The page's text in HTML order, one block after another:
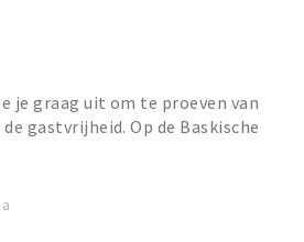
je graag uit om te proeven van
gastvrijheid. Op de Baskische